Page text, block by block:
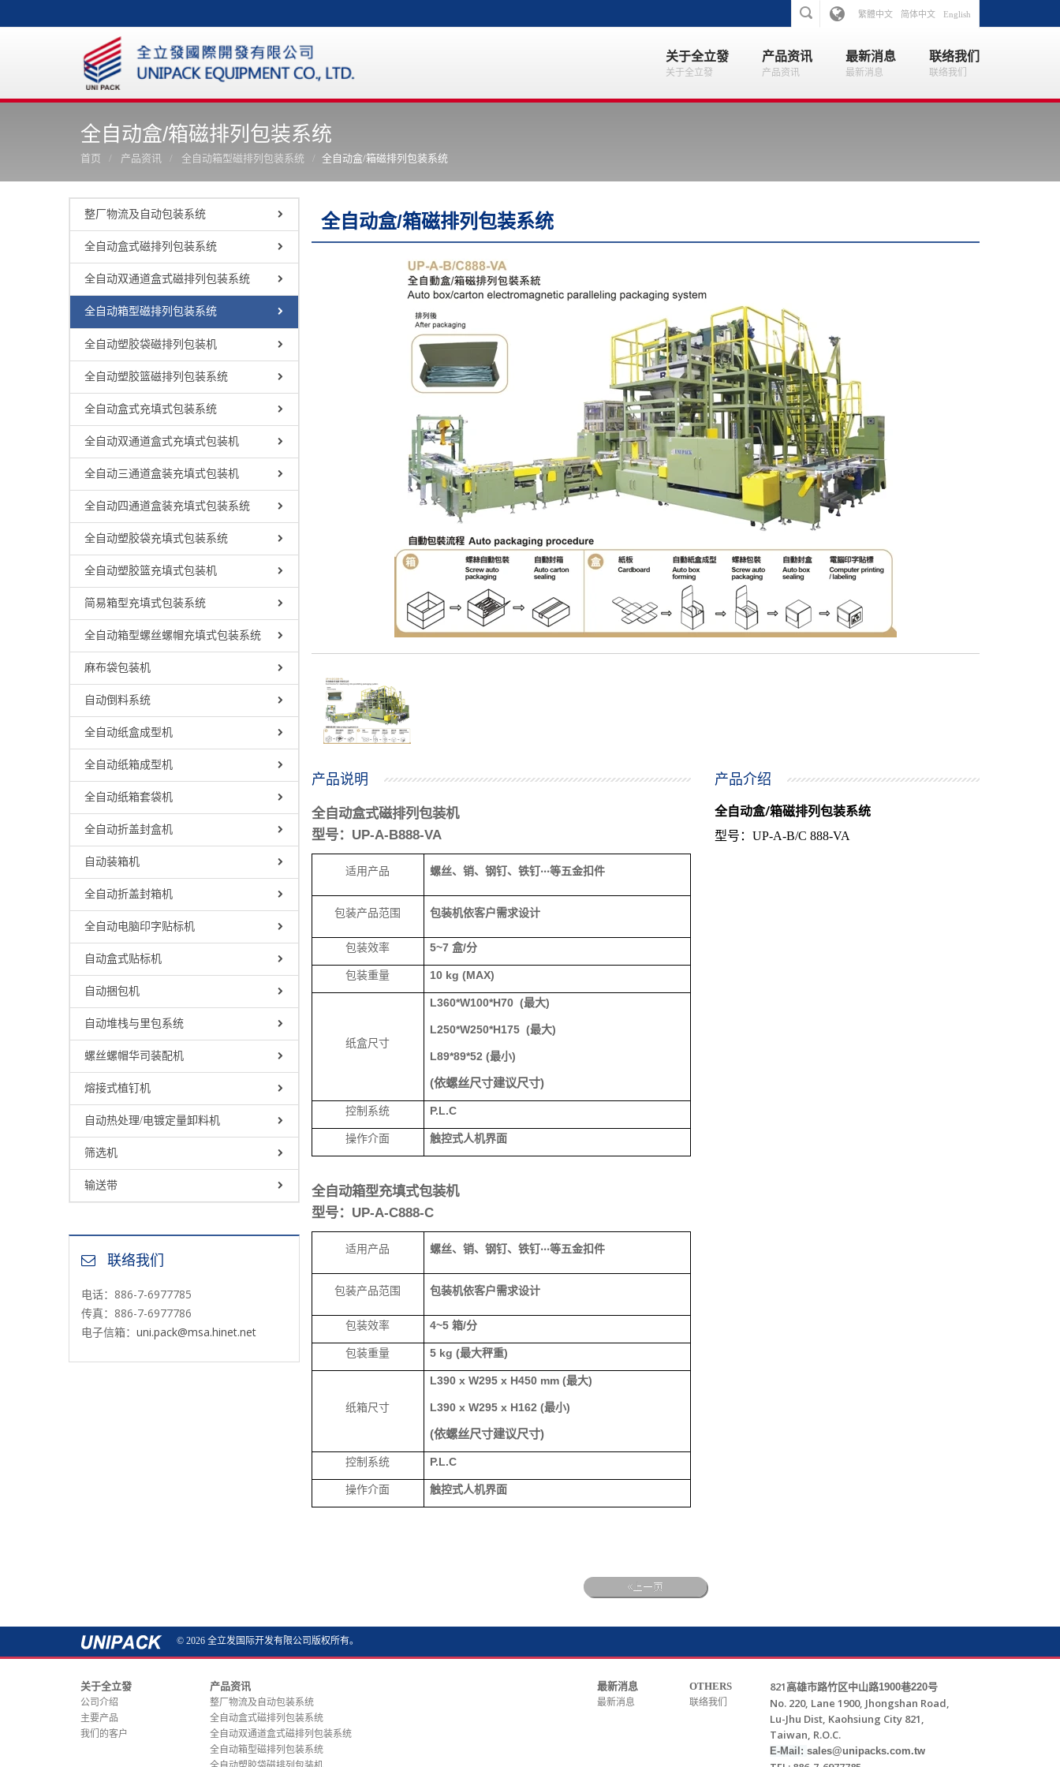
繁體中文 简体中文 English
关于全立發
关于全立發
产品资讯
产品资讯
最新消息
最新消息
联络我们
联络我们
全自动盒/箱磁排列包装系统
首页 产品资讯 全自动箱型磁排列包装系统 全自动盒/箱磁排列包装系统
整厂物流及自动包装系统
全自动盒式磁排列包装系统
全自动双通道盒式磁排列包装系统
全自动箱型磁排列包装系统
全自动塑胶袋磁排列包装机
全自动塑胶篮磁排列包装系统
全自动盒式充填式包装系统
全自动双通道盒式充填式包装机
全自动三通道盒装充填式包装机
全自动四通道盒装充填式包装系统
全自动塑胶袋充填式包装系统
全自动塑胶篮充填式包装机
简易箱型充填式包装系统
全自动箱型螺丝螺帽充填式包装系统
麻布袋包装机
自动倒料系统
全自动纸盒成型机
全自动纸箱成型机
全自动纸箱套袋机
全自动折盖封盒机
自动装箱机
全自动折盖封箱机
全自动电脑印字贴标机
自动盒式贴标机
自动捆包机
自动堆栈与里包系统
螺丝螺帽华司装配机
熔接式植钉机
自动热处理/电镀定量卸料机
筛选机
输送带
联络我们
电话：886-7-6977785
传真：886-7-6977786
电子信箱： uni.pack@msa.hinet.net
全自动盒/箱磁排列包装系统
产品说明
全自动盒式磁排列包装机
型号： UP-A-B888-VA
适用产品 螺丝、销、钢钉、铁钉‧‧‧等五金扣件
包装产品范围 包装机依客户需求设计
包装效率 5~7盒/分
包装重量 10 kg (MAX)
纸盒尺寸
L360*W100*H70 (最大)
L250*W250*H175 (最大)
L89*89*52 (最小)
(依螺丝尺寸建议尺寸)
控制系统 P.L.C
操作介面 触控式人机界面
全自动箱型充填式包装机
型号： UP-A-C888-C
适用产品 螺丝、销、钢钉、铁钉‧‧‧等五金扣件
包装产品范围 包装机依客户需求设计
包装效率 4~5箱/分
包装重量 5 kg (最大秤重)
纸箱尺寸
L390 x W295 x H450 mm (最大)
L390 x W295 x H162 (最小)
(依螺丝尺寸建议尺寸)
控制系统 P.L.C
操作介面 触控式人机界面
产品介绍
全自动盒/箱磁排列包装系统
型号：UP-A-B/C 888-VA
上一页
© 2026 全立发国际开发有限公司版权所有。
关于全立發
公司介绍
主要产品
我们的客户
产品资讯
整厂物流及自动包装系统
全自动盒式磁排列包装系统
全自动双通道盒式磁排列包装系统
全自动箱型磁排列包装系统
最新消息
最新消息
OTHERS
联络我们
821高雄市路竹区中山路1900巷220号
No. 220, Lane 1900, Jhongshan Road,
Lu-Jhu Dist, Kaohsiung City 821,
Taiwan, R.O.C.
E-Mail:sales@unipacks.com.tw